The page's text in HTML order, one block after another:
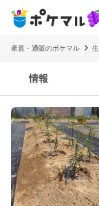
産直・通販のポケマル
情報